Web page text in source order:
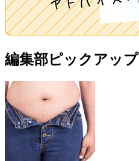
編集部ピックアップ